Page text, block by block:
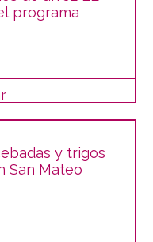
programa
y trigos
San Mateo